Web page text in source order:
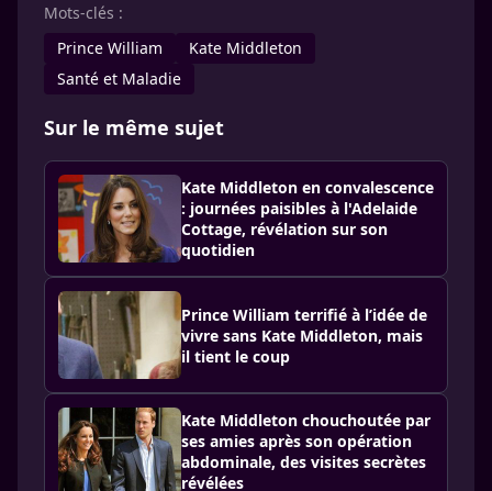
Mots-clés :
Prince William
Kate Middleton
Santé et Maladie
Sur le même sujet
Kate Middleton en convalescence
: journées paisibles à l'Adelaide
Cottage, révélation sur son
quotidien
Prince William terrifié à l’idée de
vivre sans Kate Middleton, mais
il tient le coup
Kate Middleton chouchoutée par
ses amies après son opération
abdominale, des visites secrètes
révélées